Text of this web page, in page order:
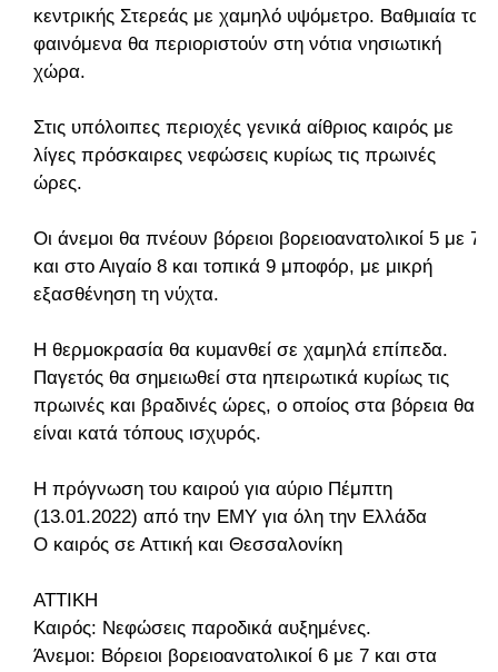
κεντρικής Στερεάς με χαμηλό υψόμετρο. Βαθμιαία τα
φαινόμενα θα περιοριστούν στη νότια νησιωτική
χώρα.
Στις υπόλοιπες περιοχές γενικά αίθριος καιρός με
λίγες πρόσκαιρες νεφώσεις κυρίως τις πρωινές
ώρες.
Οι άνεμοι θα πνέουν βόρειοι βορειοανατολικοί 5 με 7
και στο Αιγαίο 8 και τοπικά 9 μποφόρ, με μικρή
εξασθένηση τη νύχτα.
Η θερμοκρασία θα κυμανθεί σε χαμηλά επίπεδα.
Παγετός θα σημειωθεί στα ηπειρωτικά κυρίως τις
πρωινές και βραδινές ώρες, ο οποίος στα βόρεια θα
είναι κατά τόπους ισχυρός.
Η πρόγνωση του καιρού για αύριο Πέμπτη
(13.01.2022) από την ΕΜΥ για όλη την Ελλάδα
Ο καιρός σε Αττική και Θεσσαλονίκη
ΑΤΤΙΚΗ
Καιρός: Νεφώσεις παροδικά αυξημένες.
Άνεμοι: Βόρειοι βορειοανατολικοί 6 με 7 και στα